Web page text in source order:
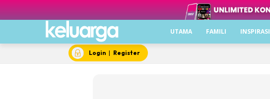
UTAMA FAMILI INSPIRASI
Login | Register